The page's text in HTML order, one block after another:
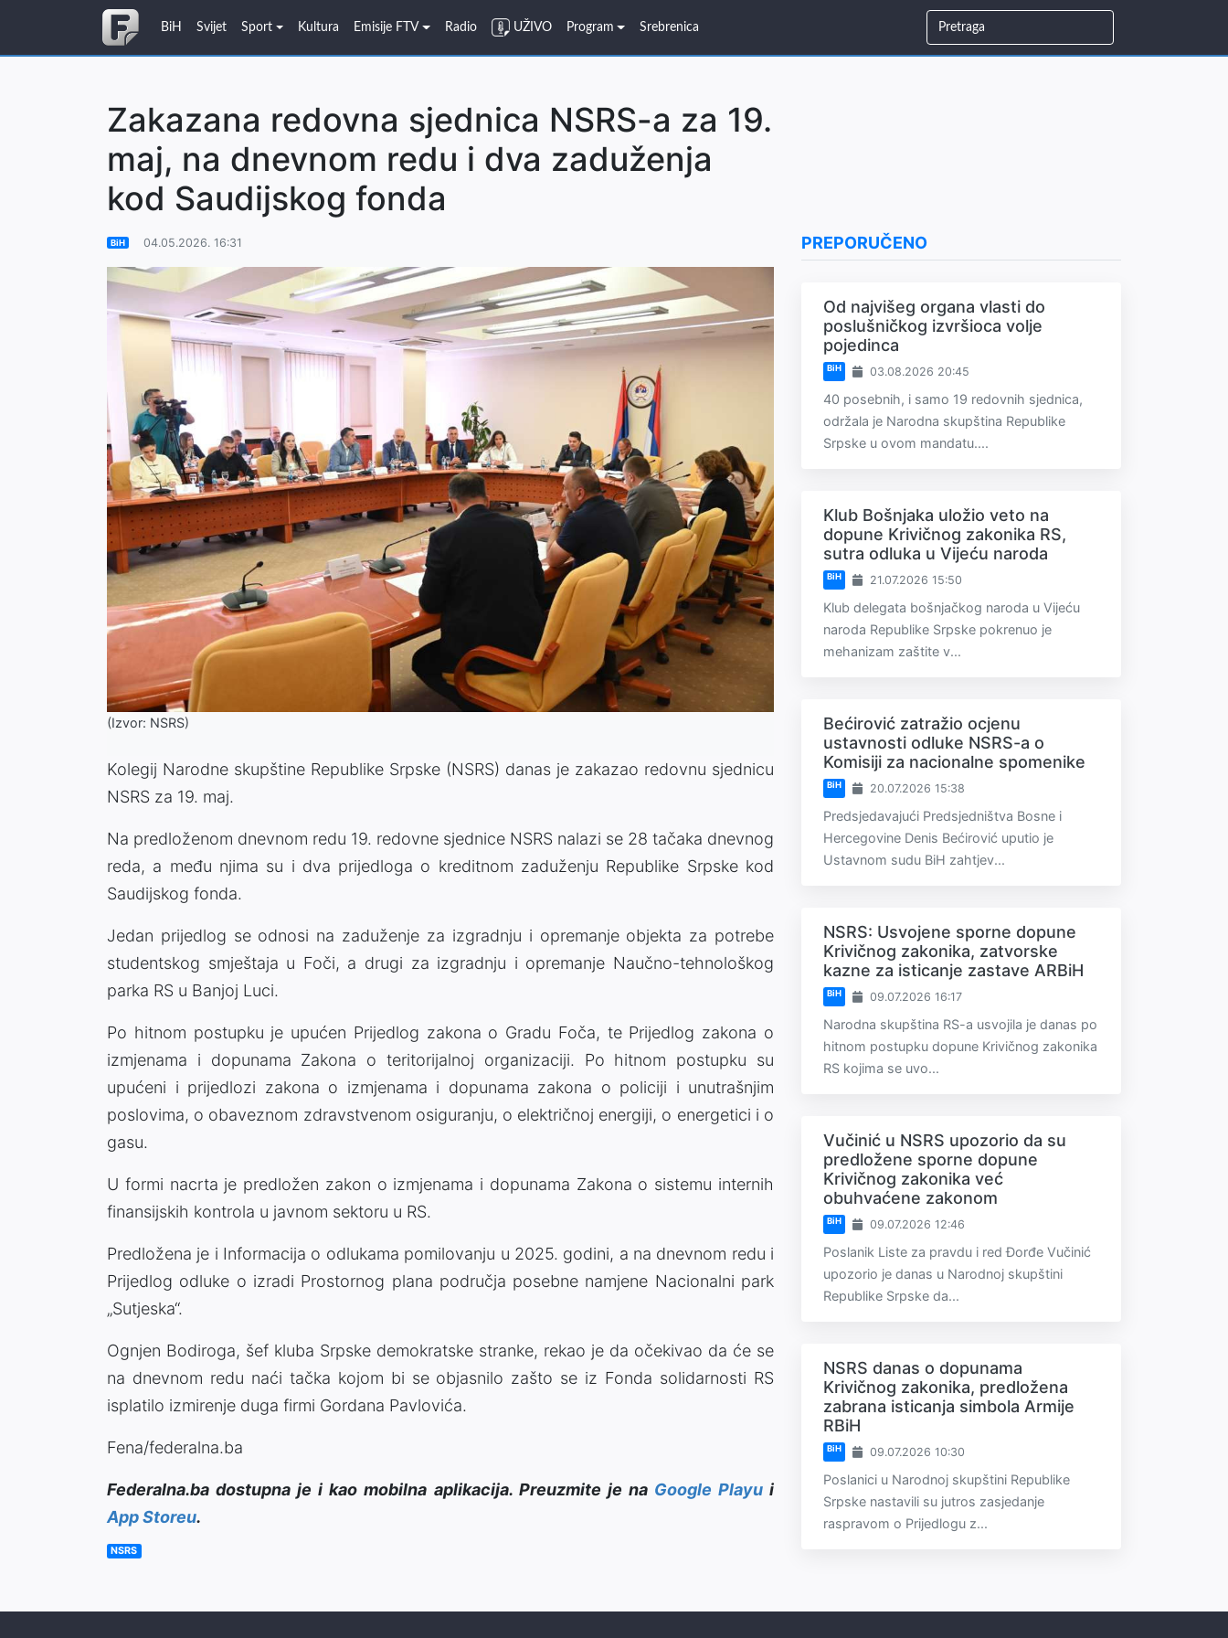
BiH Svijet Sport Kultura Emisije FTV Radio UŽIVO Program Srebrenica
Zakazana redovna sjednica NSRS-a za 19.
maj, na dnevnom redu i dva zaduženja
kod Saudijskog fonda
BiH 04.05.2026. 16:31
(Izvor: NSRS)
Kolegij Narodne skupštine Republike Srpske (NSRS) danas je zakazao redovnu sjednicu
NSRS za 19. maj.
Na predloženom dnevnom redu 19. redovne sjednice NSRS nalazi se 28 tačaka dnevnog
reda, a među njima su i dva prijedloga o kreditnom zaduženju Republike Srpske kod
Saudijskog fonda.
Jedan prijedlog se odnosi na zaduženje za izgradnju i opremanje objekta za potrebe
studentskog smještaja u Foči, a drugi za izgradnju i opremanje Naučno-tehnološkog
parka RS u Banjoj Luci.
Po hitnom postupku je upućen Prijedlog zakona o Gradu Foča, te Prijedlog zakona o
izmjenama i dopunama Zakona o teritorijalnoj organizaciji. Po hitnom postupku su
upućeni i prijedlozi zakona o izmjenama i dopunama zakona o policiji i unutrašnjim
poslovima, o obaveznom zdravstvenom osiguranju, o električnoj energiji, o energetici i o
gasu.
U formi nacrta je predložen zakon o izmjenama i dopunama Zakona o sistemu internih
finansijskih kontrola u javnom sektoru u RS.
Predložena je i Informacija o odlukama pomilovanju u 2025. godini, a na dnevnom redu i
Prijedlog odluke o izradi Prostornog plana područja posebne namjene Nacionalni park
„Sutjeska“.
Ognjen Bodiroga, šef kluba Srpske demokratske stranke, rekao je da očekivao da će se
na dnevnom redu naći tačka kojom bi se objasnilo zašto se iz Fonda solidarnosti RS
isplatilo izmirenje duga firmi Gordana Pavlovića.
Fena/federalna.ba
Federalna.ba dostupna je i kao mobilna aplikacija. Preuzmite je na Google Playui
App Storeu.
NSRS
PREPORUČENO
Od najvišeg organa vlasti do
poslušničkog izvršioca volje
pojedinca
BiH 03.08.2026 20:45
40 posebnih, i samo 19 redovnih sjednica,
održala je Narodna skupština Republike
Srpske u ovom mandatu....
Klub Bošnjaka uložio veto na
dopune Krivičnog zakonika RS,
sutra odluka u Vijeću naroda
BiH 21.07.2026 15:50
Klub delegata bošnjačkog naroda u Vijeću
naroda Republike Srpske pokrenuo je
mehanizam zaštite v...
Bećirović zatražio ocjenu
ustavnosti odluke NSRS-a o
Komisiji za nacionalne spomenike
BiH 20.07.2026 15:38
Predsjedavajući Predsjedništva Bosne i
Hercegovine Denis Bećirović uputio je
Ustavnom sudu BiH zahtjev...
NSRS: Usvojene sporne dopune
Krivičnog zakonika, zatvorske
kazne za isticanje zastave ARBiH
BiH 09.07.2026 16:17
Narodna skupština RS-a usvojila je danas po
hitnom postupku dopune Krivičnog zakonika
RS kojima se uvo...
Vučinić u NSRS upozorio da su
predložene sporne dopune
Krivičnog zakonika već
obuhvaćene zakonom
BiH 09.07.2026 12:46
Poslanik Liste za pravdu i red Đorđe Vučinić
upozorio je danas u Narodnoj skupštini
Republike Srpske da...
NSRS danas o dopunama
Krivičnog zakonika, predložena
zabrana isticanja simbola Armije
RBiH
BiH 09.07.2026 10:30
Poslanici u Narodnoj skupštini Republike
Srpske nastavili su jutros zasjedanje
raspravom o Prijedlogu z...